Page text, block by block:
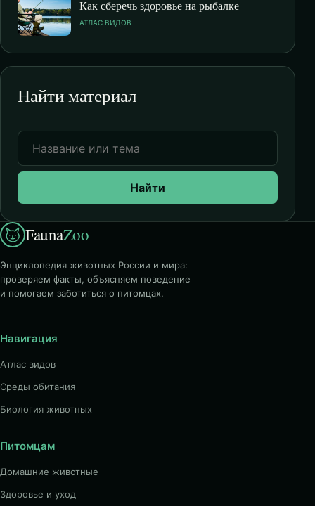
Как сберечь здоровье на рыбалке
АТЛАС ВИДОВ
Найти материал
Найти
FaunaZoo
Энциклопедия животных России и мира:
проверяем факты, объясняем поведение
и помогаем заботиться о питомцах.
Навигация
Атлас видов
Среды обитания
Биология животных
Питомцам
Домашние животные
Здоровье и уход